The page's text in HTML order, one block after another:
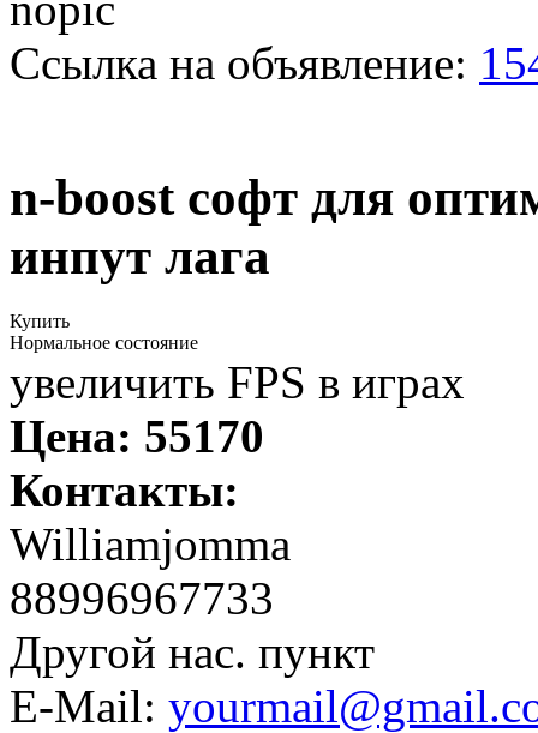
Ссылка на объявление:
n-boost софт для
инпут лага
Купить
Нормальное состояние
увеличить FPS в играх
Цена: 55170
Контакты:
Williamjomma
88996967733
Другой нас. пункт
E-Mail: